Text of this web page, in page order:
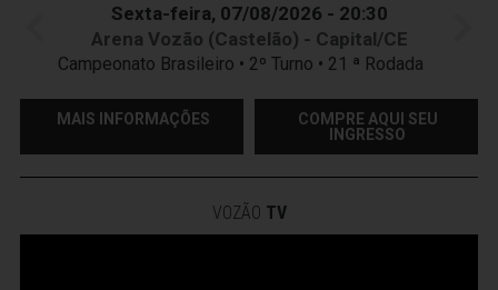
Sexta-feira, 07/08/2026 - 20:30
Arena Vozão (Castelão) - Capital/CE
Campeonato Brasileiro • 2º Turno • 21 ª Rodada
MAIS INFORMAÇÕES
COMPRE AQUI SEU
INGRESSO
VOZÃO TV